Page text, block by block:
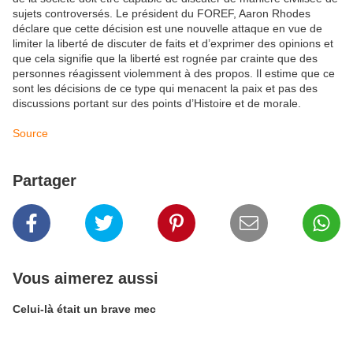
sujets controversés. Le président du FOREF, Aaron Rhodes
déclare que cette décision est une nouvelle attaque en vue de
limiter la liberté de discuter de faits et d’exprimer des opinions et
que cela signifie que la liberté est rognée par crainte que des
personnes réagissent violemment à des propos. Il estime que ce
sont les décisions de ce type qui menacent la paix et pas des
discussions portant sur des points d’Histoire et de morale.
Source
Partager
Vous aimerez aussi
Celui-là était un brave mec